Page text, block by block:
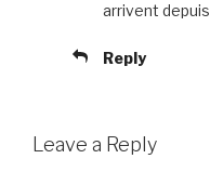
arrivent depuis
Reply
Leave a Reply